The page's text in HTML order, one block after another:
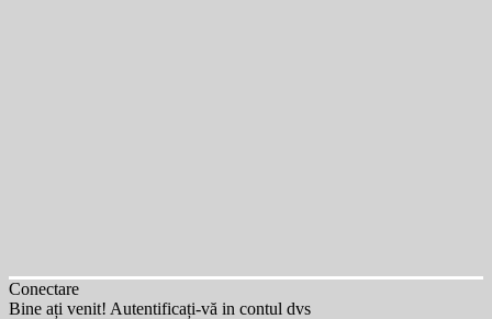
Conectare
Bine ați venit! Autentificați-vă in contul dvs